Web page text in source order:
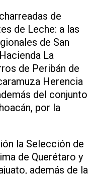
de
de Leche: a las
de San
La
de Peribán de
Herencia
del conjunto
por la
la Selección de
de Querétaro y
además de la